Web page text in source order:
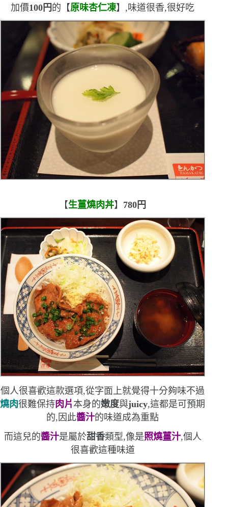
加價100円 的【原味杏仁凍】,味道很香,很好吃
【生薑燒肉丼】 780円
個人很喜歡這款選項,從字面上就覺得十分夠味不過
燒肉很難保持肉片 本身的嫩度與juicy,這都是可預期
的,因此醬汁的味道成為重點
而這兒的醬汁是屬於甜香類型,像是照燒薑汁,個人
很喜歡這種味道